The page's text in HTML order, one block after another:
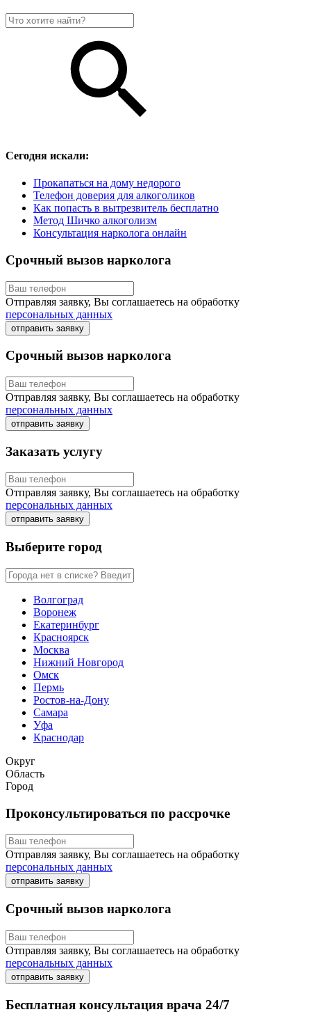
Сегодня искали:
Прокапаться на дому недорого
Телефон доверия для алкоголиков
Как попасть в вытрезвитель бесплатно
Метод Шичко алкоголизм
Консультация нарколога онлайн
Срочный вызов нарколога
Отправляя заявку, Вы соглашаетесь на обработку
персональных данных
отправить заявку
Срочный вызов нарколога
Отправляя заявку, Вы соглашаетесь на обработку
персональных данных
отправить заявку
Заказать услугу
Отправляя заявку, Вы соглашаетесь на обработку
персональных данных
отправить заявку
Выберите город
Волгоград
Воронеж
Екатеринбург
Красноярск
Москва
Нижний Новгород
Омск
Пермь
Ростов-на-Дону
Самара
Уфа
Краснодар
Округ
Область
Город
Проконсультироваться по рассрочке
Отправляя заявку, Вы соглашаетесь на обработку
персональных данных
отправить заявку
Срочный вызов нарколога
Отправляя заявку, Вы соглашаетесь на обработку
персональных данных
отправить заявку
Бесплатная консультация врача 24/7